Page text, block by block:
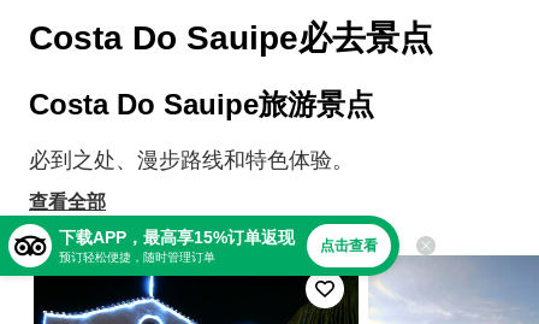
Costa Do Sauipe必去景点
Costa Do Sauipe旅游景点
必到之处、漫步路线和特色体验。
查看全部
下载APP，最高享15%订单返现
预订轻松便捷，随时管理订单
点击查看